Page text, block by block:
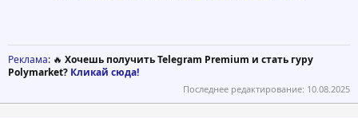
Реклама: 🔥 Хочешь получить Telegram Premium и стать гуру
Polymarket? Кликай сюда!
Последнее редактирование: 10.08.2025